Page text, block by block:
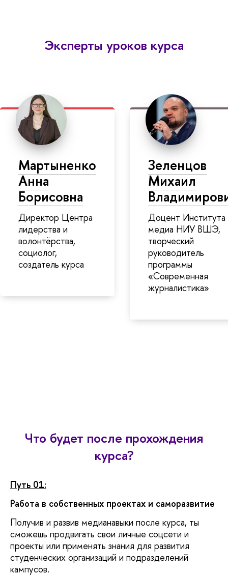
Эксперты уроков курса
Мартыненко
Анна
Борисовна
Директор Центра
лидерства и
волонтёрства,
социолог,
создатель курса
Зеленцов
Михаил
Доцент Института
медиа НИУ ВШЭ,
творческий
руководитель
программы
«Современная
журналистика»
Что будет после прохождения
курса?
Путь 01:
Работа в собственных проектах и саморазвитие
Получив и развив медианавыки после курса, ты
сможешь продвигать свои личные соцсети и
проекты или применять знания для развития
студенческих организаций и подразделений
кампусов.